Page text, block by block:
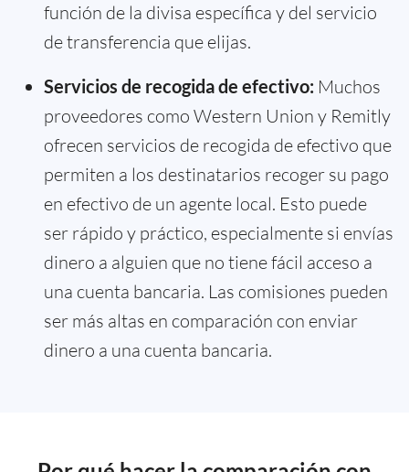
función de la divisa específica y del servicio
de transferencia que elijas.
Servicios de recogida de efectivo: Muchos
proveedores como Western Union y Remitly
ofrecen servicios de recogida de efectivo que
permiten a los destinatarios recoger su pago
en efectivo de un agente local. Esto puede
ser rápido y práctico, especialmente si envías
dinero a alguien que no tiene fácil acceso a
una cuenta bancaria. Las comisiones pueden
ser más altas en comparación con enviar
dinero a una cuenta bancaria.